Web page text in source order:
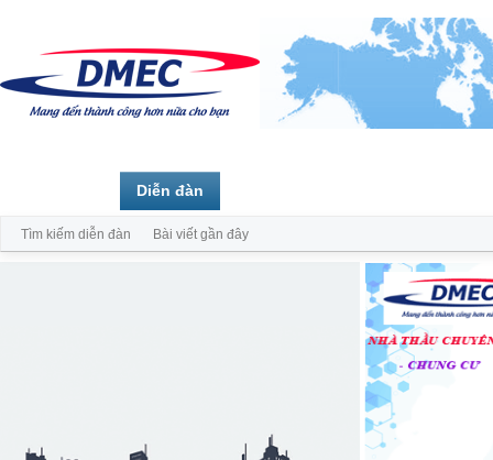
Diễn đàn
Tìm kiếm diễn đàn Bài viết gần đây